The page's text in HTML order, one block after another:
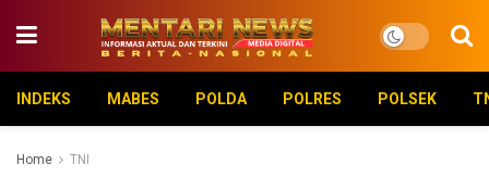
INDEKS MABES POLDA POLRES POLSEK
Home TNI